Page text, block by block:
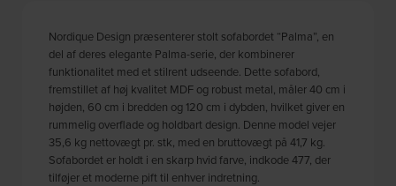
Nordique Design præsenterer stolt sofabordet “Palma”, en
del af deres elegante Palma-serie, der kombinerer
funktionalitet med et stilrent udseende. Dette sofabord,
fremstillet af høj kvalitet MDF og robust metal, måler 40 cm i
højden, 60 cm i bredden og 120 cm i dybden, hvilket giver en
rummelig overflade og holdbart design. Denne model vejer
35,6 kg nettovægt pr. stk, med en bruttovægt på 41,7 kg.
Sofabordet er holdt i en skarp hvid farve, indkode 477, der
tilføjer et moderne pift til enhver indretning.